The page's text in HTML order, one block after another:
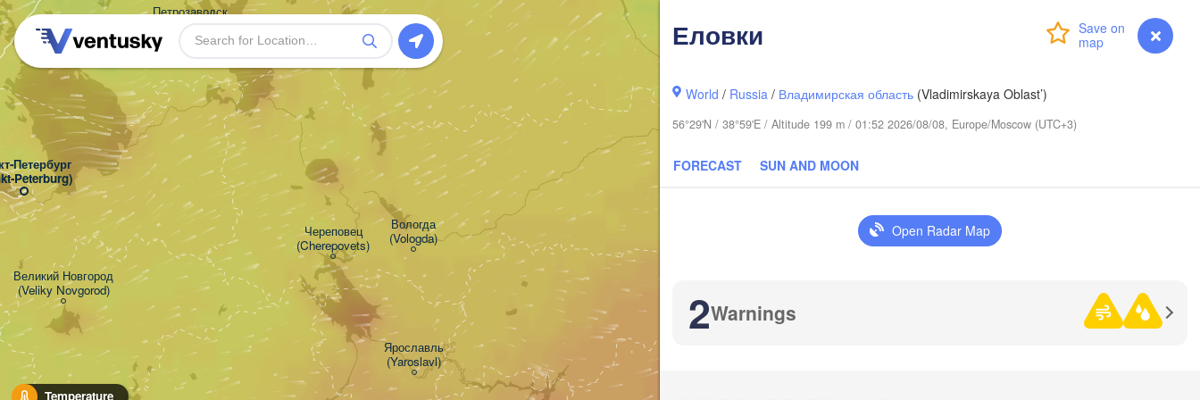
myVentusky Forecast
Еловки
World / Russia / Владимирская область (Vladimirskaya Oblast’)
56°29'N / 38°59'E / Altitude 199 m / 01:52 2026/08/08, Europe/Moscow (UTC+3)
FORECAST SUN AND MOON
Open Radar Map
2Warnings
Temperature
Петербург
Peterburg)
Великий Новгород
(Veliky Novgorod)
Петрозаводск
Ярославль
(Yaroslavl)
Череповец
(Cherepovets)
Вологда
(Vologda)
Пермь
(Perm)